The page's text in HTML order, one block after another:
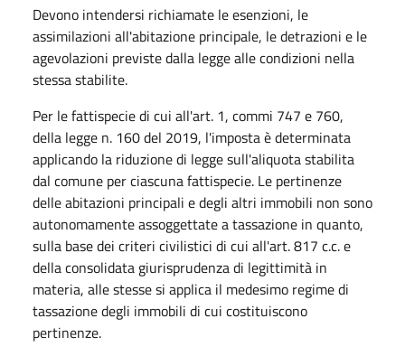
Devono intendersi richiamate le esenzioni, le
assimilazioni all'abitazione principale, le detrazioni e le
agevolazioni previste dalla legge alle condizioni nella
stessa stabilite.
Per le fattispecie di cui all'art. 1, commi 747 e 760,
della legge n. 160 del 2019, l'imposta è determinata
applicando la riduzione di legge sull'aliquota stabilita
dal comune per ciascuna fattispecie. Le pertinenze
delle abitazioni principali e degli altri immobili non sono
autonomamente assoggettate a tassazione in quanto,
sulla base dei criteri civilistici di cui all'art. 817 c.c. e
della consolidata giurisprudenza di legittimità in
materia, alle stesse si applica il medesimo regime di
tassazione degli immobili di cui costituiscono
pertinenze.